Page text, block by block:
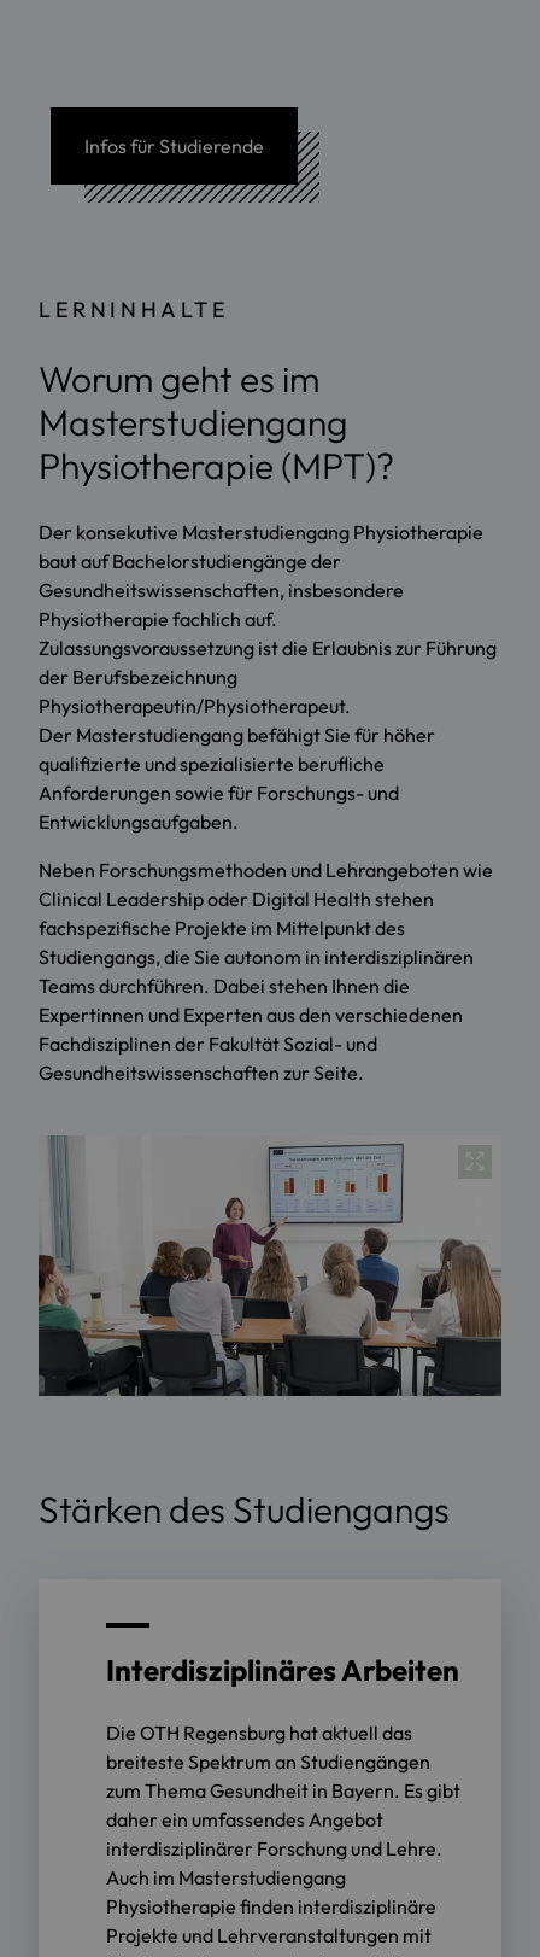
Infos für Studierende
LERNINHALTE
Worum geht es im
Masterstudiengang
Physiotherapie (MPT)?
Der konsekutive Masterstudiengang Physiotherapie
baut auf Bachelorstudiengänge der
Gesundheitswissenschaften, insbesondere
Physiotherapie fachlich auf.
Zulassungsvoraussetzung ist die Erlaubnis zur Führung
der Berufsbezeichnung
Physiotherapeutin/Physiotherapeut.
Der Masterstudiengang befähigt Sie für höher
qualifizierte und spezialisierte berufliche
Anforderungen sowie für Forschungs- und
Entwicklungsaufgaben.
Neben Forschungsmethoden und Lehrangeboten wie
Clinical Leadership oder Digital Health stehen
fachspezifische Projekte im Mittelpunkt des
Studiengangs, die Sie autonom in interdisziplinären
Teams durchführen. Dabei stehen Ihnen die
Expertinnen und Experten aus den verschiedenen
Fachdisziplinen der Fakultät Sozial- und
Gesundheitswissenschaften zur Seite.
Stärken des Studiengangs
Interdisziplinäres Arbeiten
Die OTH Regensburg hat aktuell das
breiteste Spektrum an Studiengängen
zum Thema Gesundheit in Bayern. Es gibt
daher ein umfassendes Angebot
interdisziplinärer Forschung und Lehre.
Auch im Masterstudiengang
Physiotherapie finden interdisziplinäre
Projekte und Lehrveranstaltungen mit